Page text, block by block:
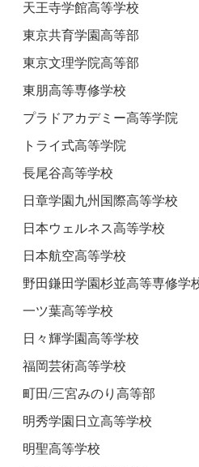
天王寺学館高等学校
東京共育学園高等部
東京文理学院高等部
東朋高等専修学校
プラドアカデミー高等学院
トライ式高等学院
長尾谷高等学校
日章学園九州国際高等学校
日本ウェルネス高等学校
日本航空高等学校
野田鎌田学園杉並高等専修学
一ツ葉高等学校
日々輝学園高等学校
福岡芸術高等学校
町田/三宮みのり高等部
明秀学園日立高等学校
明聖高等学校